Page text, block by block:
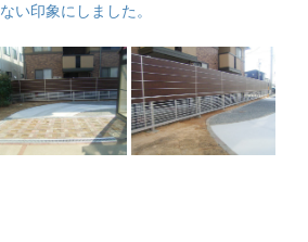
い印象にしました。